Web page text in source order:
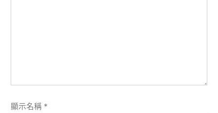
顯示名稱 *